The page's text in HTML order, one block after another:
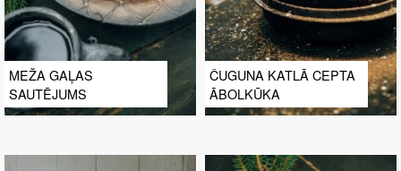
MEŽA GAĻAS
SAUTĒJUMS
ČUGUNA KATLĀ CEPTA
ĀBOLKŪKA